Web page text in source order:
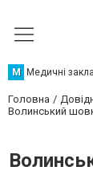
М Медичні
Головна
Волинський